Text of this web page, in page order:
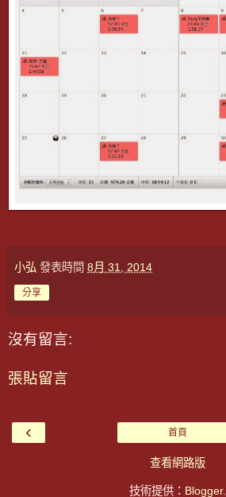
小弘 發表時間 8月 31, 2014
分享
沒有留言:
張貼留言
‹ 首頁
查看網路版
技術提供： Blogger.